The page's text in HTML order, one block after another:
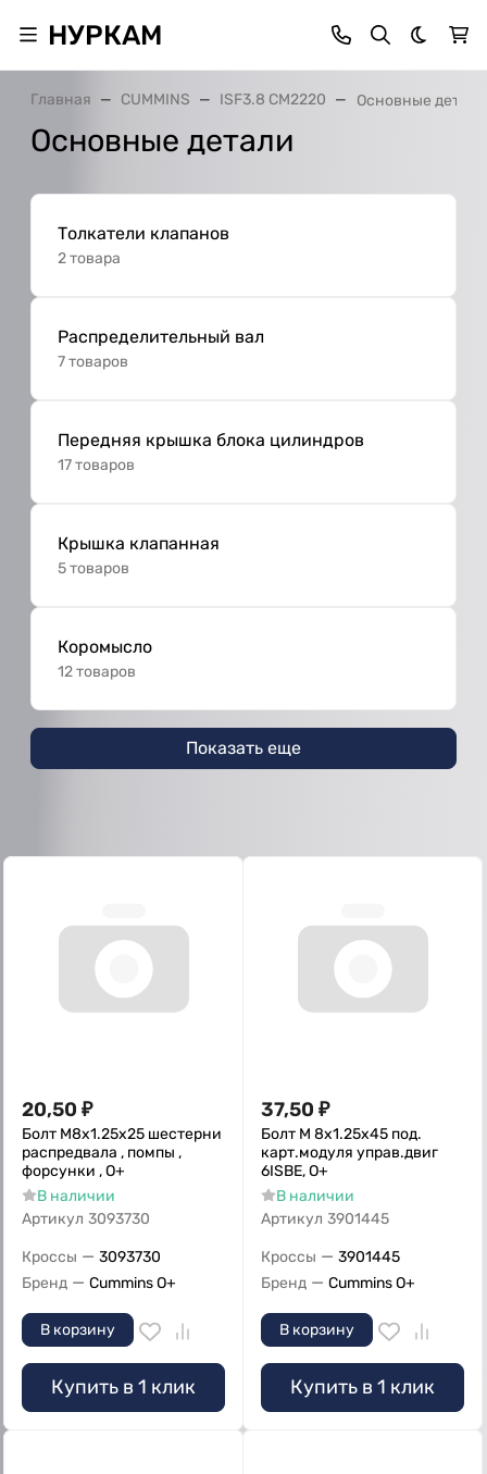
НУРКАМ Темная
Главная CUMMINS ISF3.8 CM2220 Основные детали
Основные детали
Толкатели клапанов
2 товара
Распределительный вал
7 товаров
Передняя крышка блока цилиндров
17 товаров
Крышка клапанная
5 товаров
Коромысло
12 товаров
Показать еще
20,50 ₽
Болт M8x1.25x25 шестерни
распредвала , помпы ,
форсунки , О+
В наличии
Артикул 3093730
Кроссы — 3093730
Бренд — Cummins O+
В корзину
Купить в 1 клик
37,50 ₽
Болт M 8х1.25х45 под.
карт.модуля управ.двиг
6ISBE, О+
В наличии
Артикул 3901445
Кроссы — 3901445
Бренд — Cummins O+
В корзину
Купить в 1 клик